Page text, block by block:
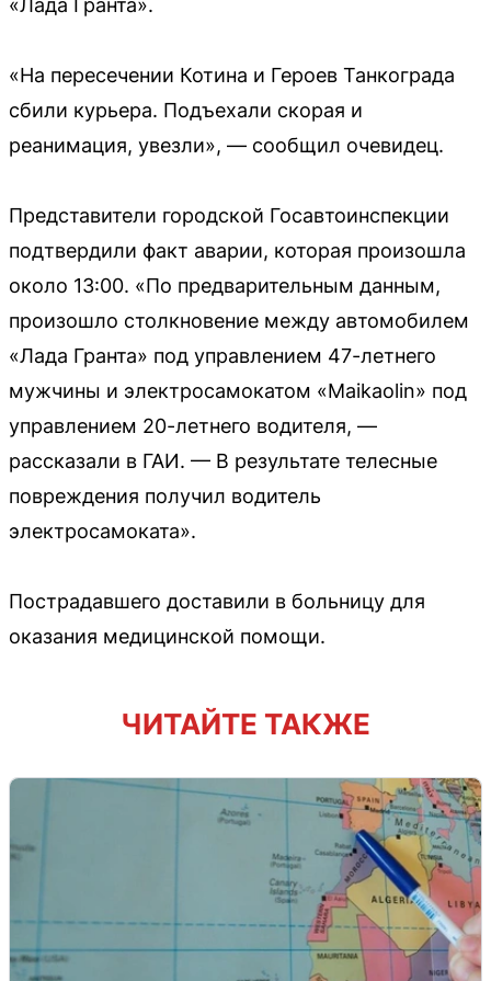
«Лада Гранта».
«На пересечении Котина и Героев Танкограда
сбили курьера. Подъехали скорая и
реанимация, увезли», — сообщил очевидец.
Представители городской Госавтоинспекции
подтвердили факт аварии, которая произошла
около 13:00. «По предварительным данным,
произошло столкновение между автомобилем
«Лада Гранта» под управлением 47-летнего
мужчины и электросамокатом «Maikaolin» под
управлением 20-летнего водителя, —
рассказали в ГАИ. — В результате телесные
повреждения получил водитель
электросамоката».
Пострадавшего доставили в больницу для
оказания медицинской помощи.
ЧИТАЙТЕ ТАКЖЕ